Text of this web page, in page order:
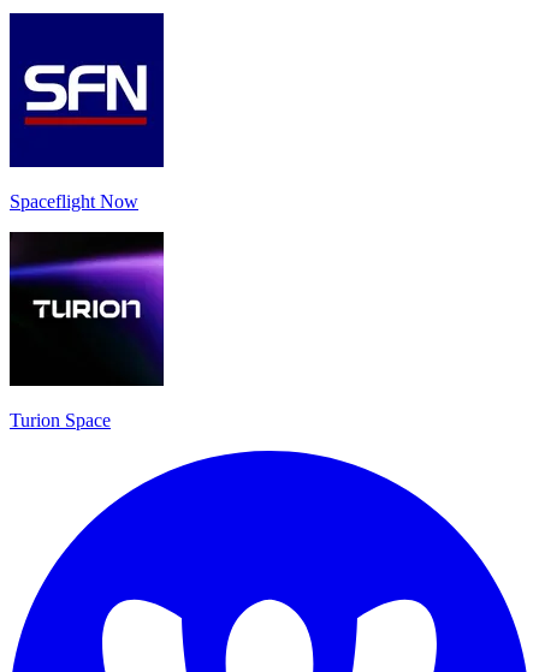
Spaceflight Now
Turion Space